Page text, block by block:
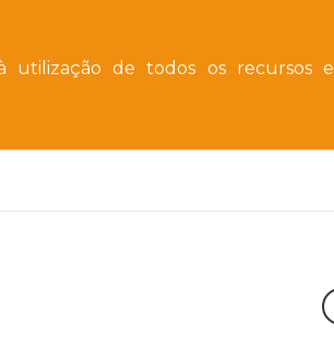
utilização de todos os recursos e